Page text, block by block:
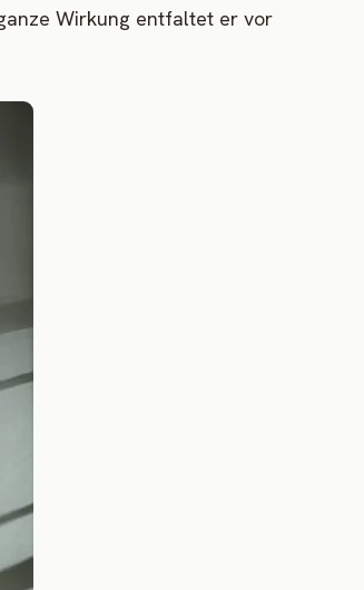
Wirkung entfaltet er vor